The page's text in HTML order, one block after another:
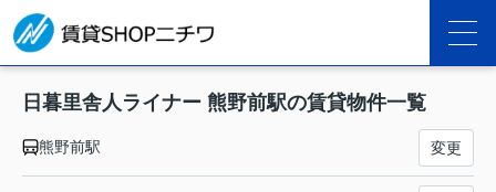
日暮里舎人ライナー 熊野前駅の賃貸物件一覧
熊野前駅 変更